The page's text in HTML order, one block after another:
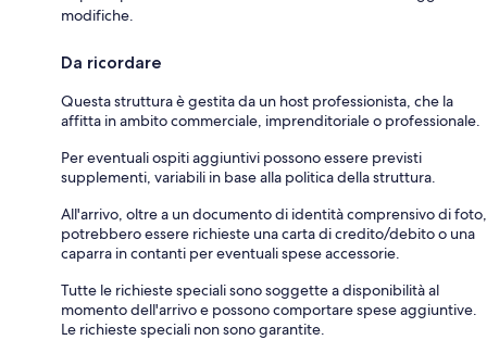
modifiche.
Da ricordare
Questa struttura è gestita da un host professionista, che la
affitta in ambito commerciale, imprenditoriale o professionale.
Per eventuali ospiti aggiuntivi possono essere previsti
supplementi, variabili in base alla politica della struttura.
All'arrivo, oltre a un documento di identità comprensivo di foto,
potrebbero essere richieste una carta di credito/debito o una
caparra in contanti per eventuali spese accessorie.
Tutte le richieste speciali sono soggette a disponibilità al
momento dell'arrivo e possono comportare spese aggiuntive.
Le richieste speciali non sono garantite.